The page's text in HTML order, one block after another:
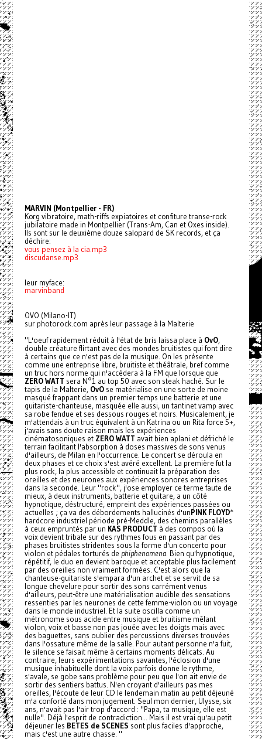
MARVIN (Montpellier - FR)
Korg vibratoire, math-riffs expiatoires et confiture transe-rock
jubilatoire made in Montpellier (Trans-Am, Can et Oxes inside).
Ils sont sur le deuxième douze salopard de SK records, et ça
déchire:
vous pensez à la cia.mp3
discudanse.mp3
leur myface:
marvinband
OVO (Milano-IT)
sur photorock.com après leur passage à la Malterie
"L'oeuf rapidement réduit à l'état de bris laissa place à OvO,
double créature flirtant avec des mondes bruitistes qui font dire
à certains que ce n'est pas de la musique. On les présente
comme une entreprise libre, bruitiste et théâtrale, bref comme
un truc hors norme qui n'accédera à la FM que lorsque que
ZERO WATT sera N°1 au top 50 avec son steak haché. Sur le
tapis de la Malterie, OvOse matérialise en une sorte de moine
masqué frappant dans un premier temps une batterie et une
guitariste-chanteuse, masquée elle aussi, un tantinet vamp avec
sa robe fendue et ses dessous rouges et noirs. Musicalement, je
m'attendais à un truc équivalent à un Katrina ou un Rita force 5+,
j'avais sans doute raison mais les expériences
cinématosoniques et ZERO WATT avait bien aplani et défriché le
terrain facilitant l'absorption à doses massives de sons venus
d'ailleurs, de Milan en l'occurrence. Le concert se déroula en
deux phases et ce choix s'est avéré excellent. La première fut la
plus rock, la plus accessible et continuait la préparation des
oreilles et des neurones aux expériences sonores entreprises
dans la seconde. Leur "rock", j'ose employer ce terme faute de
mieux, à deux instruments, batterie et guitare, a un côté
hypnotique, déstructuré, empreint des expériences passées ou
actuelles ; ça va des débordements hallucinés d'unPINK FLOYD*
hardcore industriel période pré-Meddle, des chemins parallèles
à ceux empruntés par un KAS PRODUCT à des compos où la
voix devient tribale sur des rythmes fous en passant par des
phases bruitistes stridentes sous la forme d'un concerto pour
violon et pédales torturés de phiphenomena. Bien qu'hypnotique,
répétitif, le duo en devient baroque et acceptable plus facilement
par des oreilles non vraiment formées. C'est alors que la
chanteuse-guitariste s'empara d'un archet et se servit de sa
longue chevelure pour sortir des sons carrément venus
d'ailleurs, peut-être une matérialisation audible des sensations
ressenties par les neurones de cette femme-violon ou un voyage
dans le monde industriel. Et la suite oscilla comme un
métronome sous acide entre musique et bruitisme mêlant
violon, voix et basse non pas jouée avec les doigts mais avec
des baguettes, sans oublier des percussions diverses trouvées
dans l'ossature même de la salle. Pour autant personne n'a fuit,
le silence se faisait même à certains moments délicats. Au
contraire, leurs expérimentations savantes, l'éclosion d'une
musique inhabituelle dont la voix parfois donne le rythme,
s'avale, se gobe sans problème pour peu que l'on ait envie de
sortir des sentiers battus. N'en croyant d'ailleurs pas mes
oreilles, l'écoute de leur CD le lendemain matin au petit déjeuné
m'a conforté dans mon jugement. Seul mon dernier, Ulysse, six
ans, n'avait pas l'air trop d'accord : "Papa, ta musique, elle est
nulle". Déjà l'esprit de contradiction... Mais il est vrai qu'au petit
déjeuner les BETES de SCENES sont plus faciles d'approche,
mais c'est une autre chasse. "